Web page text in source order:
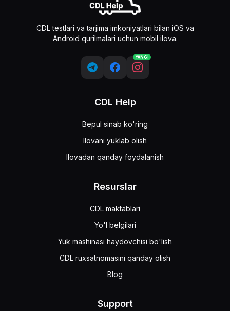
CDL testlari va tarjima imkoniyatlari bilan iOS va
Android qurilmalari uchun mobil ilova.
YANGI
CDL Help
Bepul sinab ko'ring
Ilovani yuklab olish
Ilovadan qanday foydalanish
Resurslar
CDL maktablari
Yo'l belgilari
Yuk mashinasi haydovchisi bo'lish
CDL ruxsatnomasini qanday olish
Blog
Support